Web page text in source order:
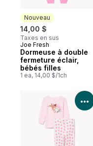
Nouveau
14,00 $
Taxes en sus
Nouveau
Joe Fresh
Dormeuse à double
fermeture éclair,
bébés filles
1 ea, 14,00 $/1ch